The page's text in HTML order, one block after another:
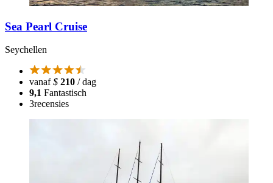
Sea Pearl Cruise
Seychellen
vanaf$ 210 / dag
9,1 Fantastisch
3recensies